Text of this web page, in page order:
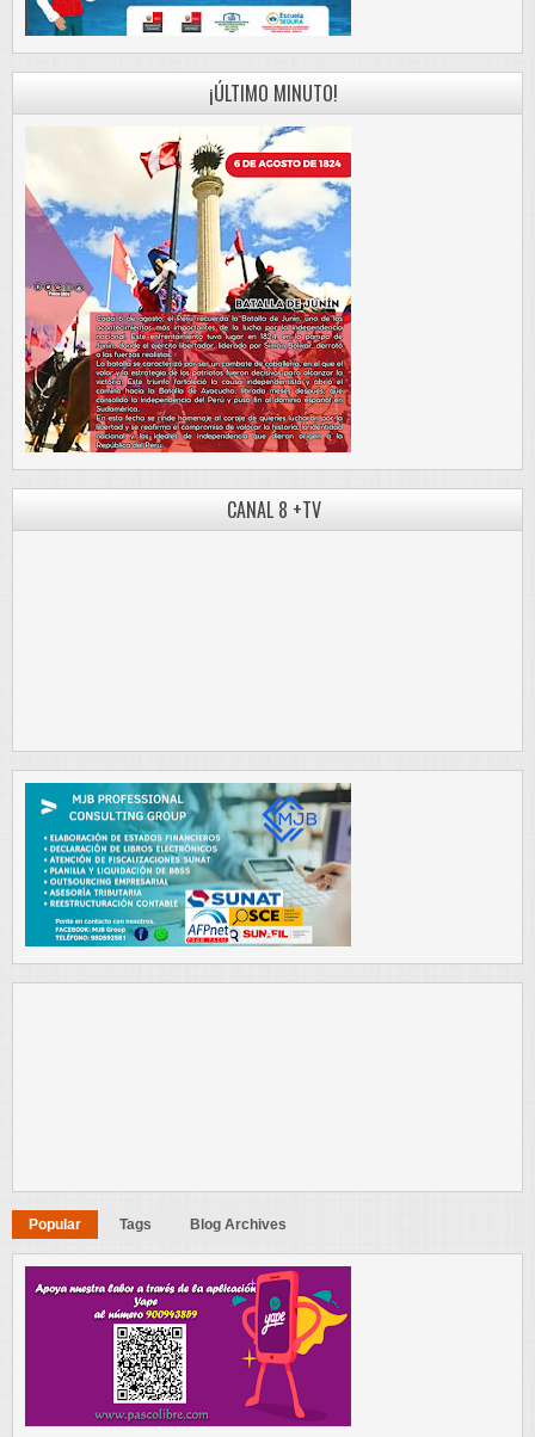
¡ÚLTIMO MINUTO!
CANAL 8 +TV
Popular Tags Blog Archives